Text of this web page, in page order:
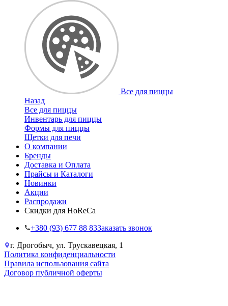
Все для пиццы
Назад
Все для пиццы
Инвентарь для пиццы
Формы для пиццы
Щетки для печи
О компании
Бренды
Доставка и Оплата
Прайсы и Каталоги
Новинки
Акции
Распродажи
Скидки для HoReCa
+38‎0 (93) 677 88 83Заказать звонок
г. Дрогобыч, ул. Трускавецкая, 1
Политика конфиденциальности
Правила использования сайта
Договор публичной оферты